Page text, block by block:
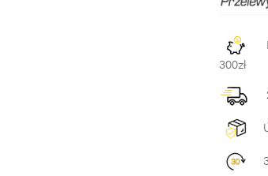
300zł